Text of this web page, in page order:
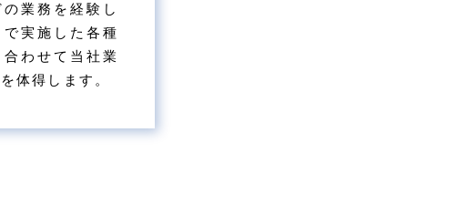
業務を経験し
で実施した各種
わせて当社業
体得します。